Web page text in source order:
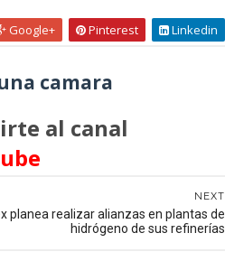
Google+ Pinterest Linkedin
camara
al canal
NEXT
planea realizar alianzas en plantas de
hidrógeno de sus refinerías